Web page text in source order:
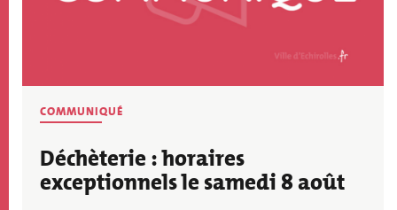
THÉMATIQUE
COMMUNIQUÉ
Déchèterie : horaires
exceptionnels le samedi 8 août